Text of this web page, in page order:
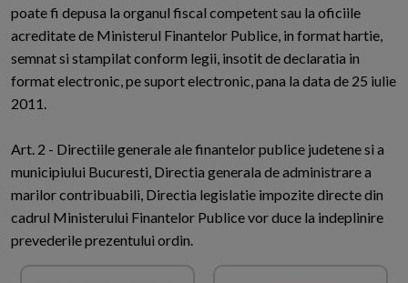
poate fi depusa la organul fiscal competent sau la oficiile
acreditate de Ministerul Finantelor Publice, in format hartie,
semnat si stampilat conform legii, insotit de declaratia in
format electronic, pe suport electronic, pana la data de 25 iulie
2011.
Art. 2 - Directiile generale ale finantelor publice judetene si a
municipiului Bucuresti, Directia generala de administrare a
marilor contribuabili, Directia legislatie impozite directe din
cadrul Ministerului Finantelor Publice vor duce la indeplinire
prevederile prezentului ordin.